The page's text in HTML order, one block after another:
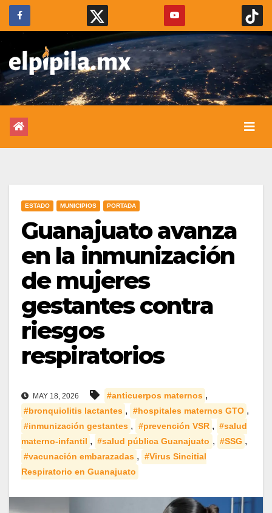
ESTADO MUNICIPIOS PORTADA
Guanajuato avanza
en la inmunización
de mujeres
gestantes contra
riesgos
respiratorios
MAY 18, 2026 #anticuerpos maternos ,
#bronquiolitis lactantes , #hospitales maternos GTO ,
#inmunización gestantes , #prevención VSR , #salud
materno-infantil , #salud pública Guanajuato , #SSG ,
#vacunación embarazadas ,
#Virus Sincitial
Respiratorio en Guanajuato